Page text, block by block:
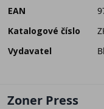
EAN
Katalogové číslo
Vydavatel
Zoner Press